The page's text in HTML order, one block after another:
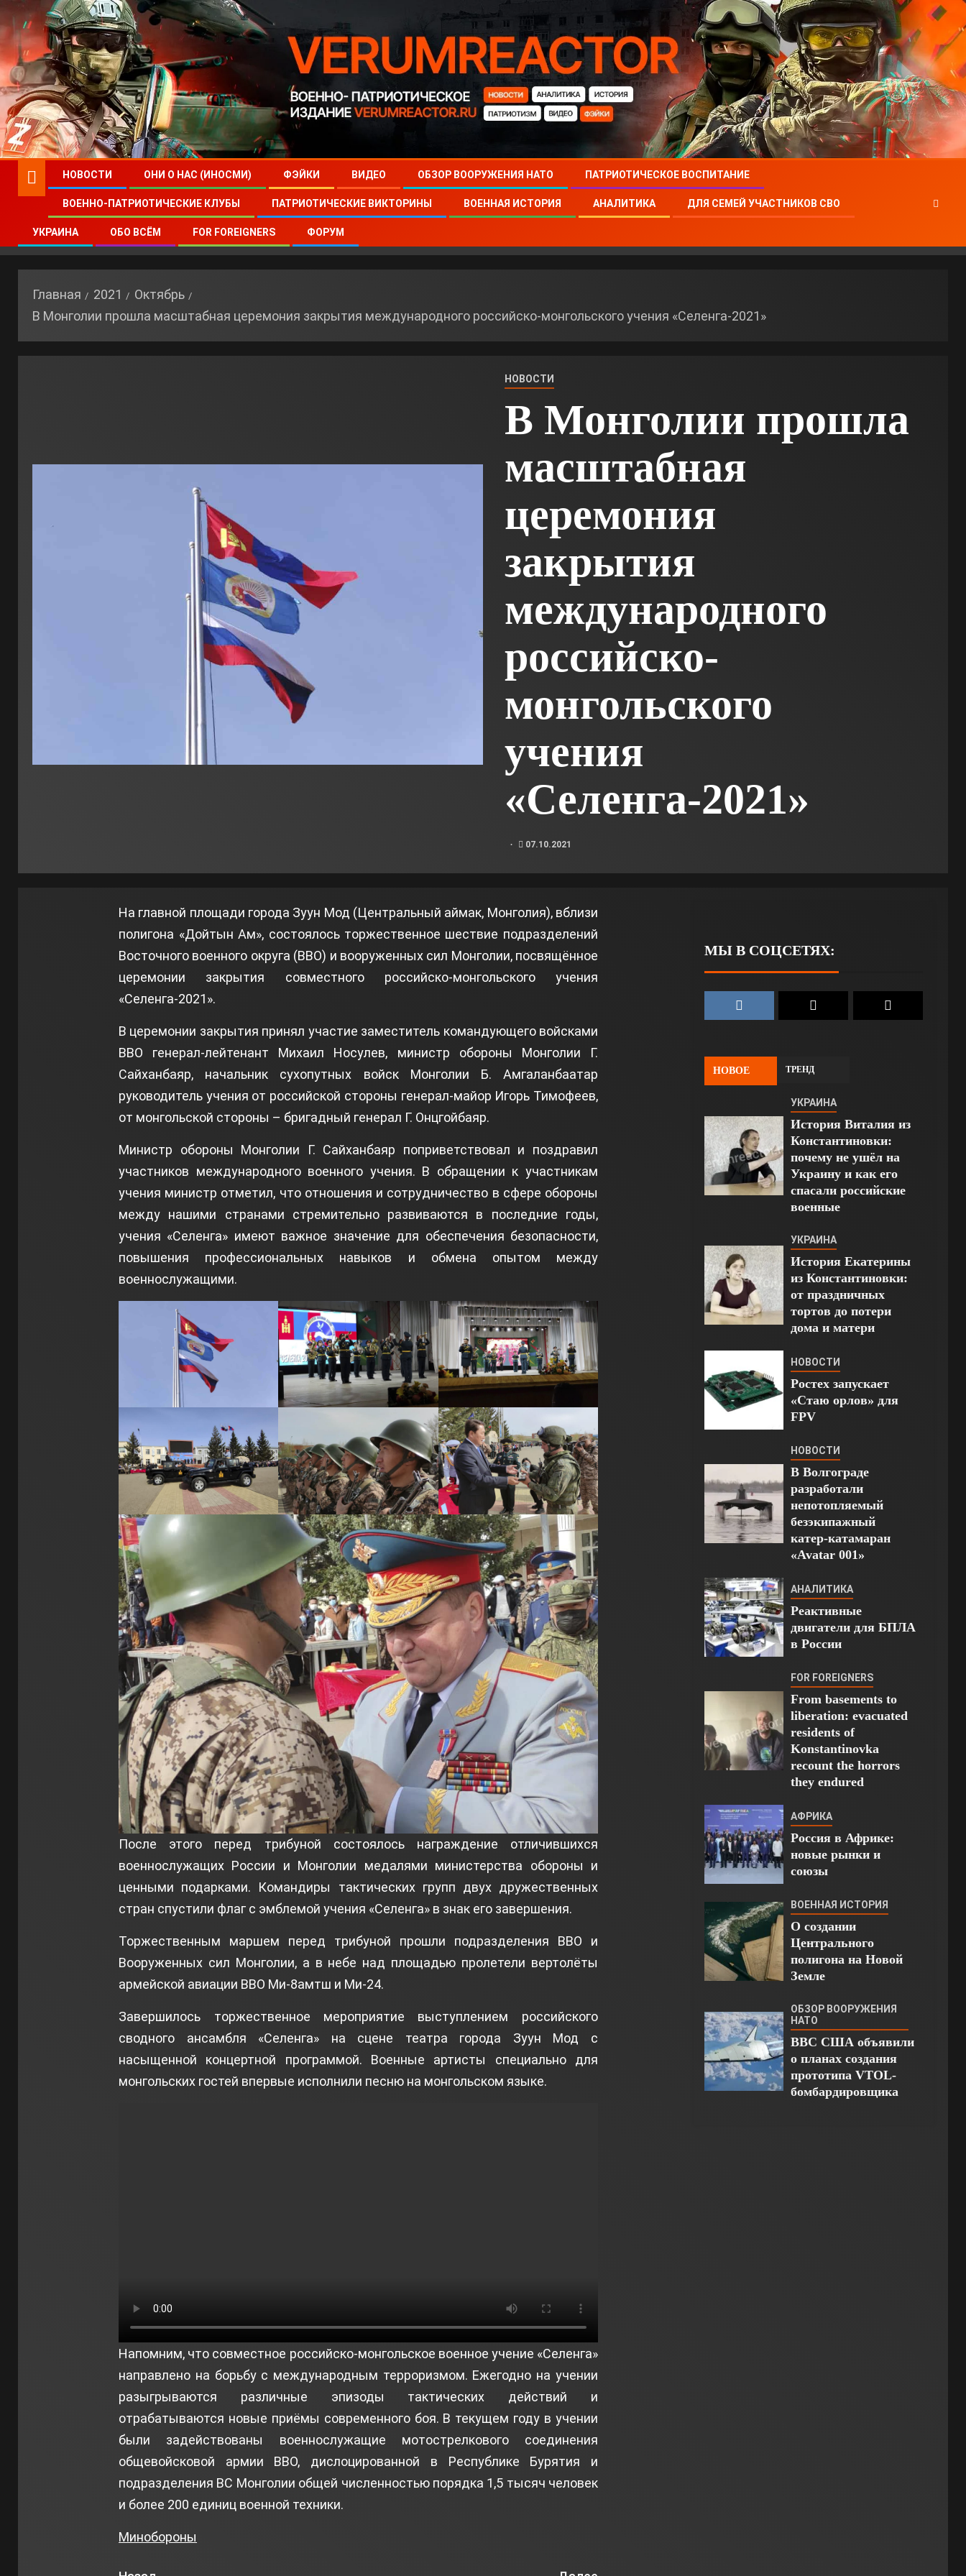
НОВОСТИ ОНИ О НАС (ИНОСМИ) ФЭЙКИ ВИДЕО ОБЗОР ВООРУЖЕНИЯ НАТО ПАТРИОТИЧЕСКОЕ ВОСПИТАНИЕ
ВОЕННО-ПАТРИОТИЧЕСКИЕ КЛУБЫ ПАТРИОТИЧЕСКИЕ ВИКТОРИНЫ ВОЕННАЯ ИСТОРИЯ АНАЛИТИКА ДЛЯ СЕМЕЙ УЧАСТНИКОВ СВО
УКРАИНА ОБО ВСЁМ FOR FOREIGNERS ФОРУМ
Главная 2021
Октябрь
В Монголии прошла масштабная церемония закрытия международного российско-монгольского учения «Селенга-2021»
НОВОСТИ
В Монголии прошла
масштабная
церемония
закрытия
международного
российско-
монгольского
учения
«Селенга-2021»
07.10.2021
На главной площади города Зуун Мод (Центральный аймак, Монголия), вблизи
полигона «Дойтын Ам», состоялось торжественное шествие подразделений
Восточного военного округа (ВВО) и вооруженных сил Монголии, посвящённое
церемонии закрытия совместного российско-монгольского учения
«Селенга-2021».
В церемонии закрытия принял участие заместитель командующего войсками
ВВО генерал-лейтенант Михаил Носулев, министр обороны Монголии Г.
Сайханбаяр, начальник сухопутных войск Монголии Б. Амгаланбаатар
руководитель учения от российской стороны генерал-майор Игорь Тимофеев,
от монгольской стороны – бригадный генерал Г. Онцгойбаяр.
Министр обороны Монголии Г. Сайханбаяр поприветствовал и поздравил
участников международного военного учения. В обращении к участникам
учения министр отметил, что отношения и сотрудничество в сфере обороны
между нашими странами стремительно развиваются в последние годы,
учения «Селенга» имеют важное значение для обеспечения безопасности,
повышения профессиональных навыков и обмена опытом между
военнослужащими.
После этого перед трибуной состоялось награждение отличившихся
военнослужащих России и Монголии медалями министерства обороны и
ценными подарками. Командиры тактических групп двух дружественных
стран спустили флаг с эмблемой учения «Селенга» в знак его завершения.
Торжественным маршем перед трибуной прошли подразделения ВВО и
Вооруженных сил Монголии, а в небе над площадью пролетели вертолёты
армейской авиации ВВО Ми-8амтш и Ми-24.
Завершилось торжественное мероприятие выступлением российского
сводного ансамбля «Селенга» на сцене театра города Зуун Мод с
насыщенной концертной программой. Военные артисты специально для
монгольских гостей впервые исполнили песню на монгольском языке.
Напомним, что совместное российско-монгольское военное учение «Селенга»
направлено на борьбу с международным терроризмом. Ежегодно на учении
разыгрываются различные эпизоды тактических действий и
отрабатываются новые приёмы современного боя. В текущем году в учении
были задействованы военнослужащие мотострелкового соединения
общевойсковой армии ВВО, дислоцированной в Республике Бурятия и
подразделения ВС Монголии общей численностью порядка 1,5 тысяч человек
и более 200 единиц военной техники.
Минобороны
МЫ В СОЦСЕТЯХ:
НОВОЕ ТРЕНД
УКРАИНА
История Виталия из
Константиновки:
почему не ушёл на
Украину и как его
спасали российские
военные
УКРАИНА
История Екатерины
из Константиновки:
от праздничных
тортов до потери
дома и матери
НОВОСТИ
Ростех запускает
«Стаю орлов» для
FPV
НОВОСТИ
В Волгограде
разработали
непотопляемый
безэкипажный
катер-катамаран
«Avatar 001»
АНАЛИТИКА
Реактивные
двигатели для БПЛА
в России
FOR FOREIGNERS
From basements to
liberation: evacuated
residents of
Konstantinovka
recount the horrors
they endured
АФРИКА
Россия в Африке:
новые рынки и
союзы
ВОЕННАЯ ИСТОРИЯ
О создании
Центрального
полигона на Новой
Земле
ОБЗОР ВООРУЖЕНИЯ
НАТО
ВВС США объявили
о планах создания
прототипа VTOL-
бомбардировщика